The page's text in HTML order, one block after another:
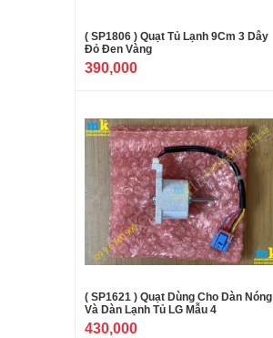
( SP1806 ) Quạt Tủ Lạnh 9Cm 3 Dây
Đỏ Đen Vàng
390,000
( SP1621 ) Quạt Dùng Cho Dàn Nóng
Và Dàn Lạnh Tủ LG Mẫu 4
430,000